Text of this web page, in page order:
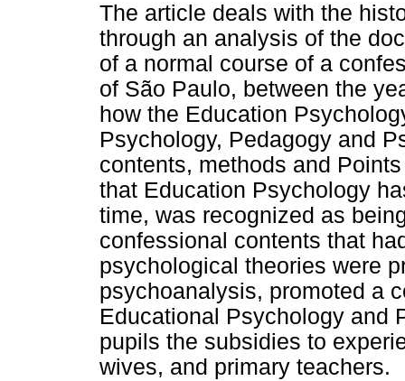
The article deals with the
through an analysis of the
of a normal course of a
of São Paulo, between the
how the Education
Psychology, Pedagogy and
contents, methods and
that Education Psychology
time, was recognized as
confessional contents that
psychological theories were
psychoanalysis, promoted a
Educational Psychology and
pupils the subsidies to
wives, and primary teachers.